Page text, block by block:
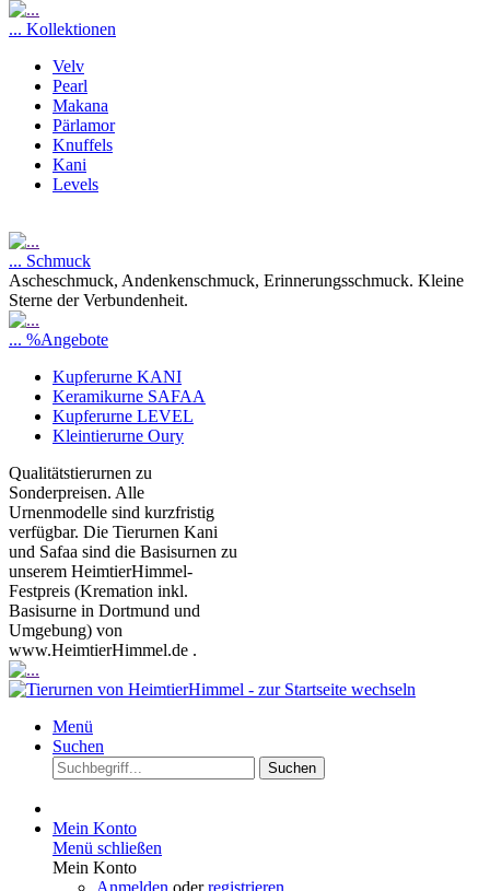
... Kollektionen
Velv
Pearl
Makana
Pärlamor
Knuffels
Kani
Levels
... Schmuck
Ascheschmuck, Andenkenschmuck, Erinnerungsschmuck. Kleine
Sterne der Verbundenheit.
... %Angebote
Kupferurne KANI
Keramikurne SAFAA
Kupferurne LEVEL
Kleintierurne Oury
Qualitätstierurnen zu
Sonderpreisen. Alle
Urnenmodelle sind kurzfristig
verfügbar. Die Tierurnen Kani
und Safaa sind die Basisurnen zu
unserem HeimtierHimmel-
Festpreis (Kremation inkl.
Basisurne in Dortmund und
Umgebung) von
www.HeimtierHimmel.de .
Menü
Suchen
Suchen
Mein Konto
Menü schließen
Mein Konto
Anmelden oderregistrieren